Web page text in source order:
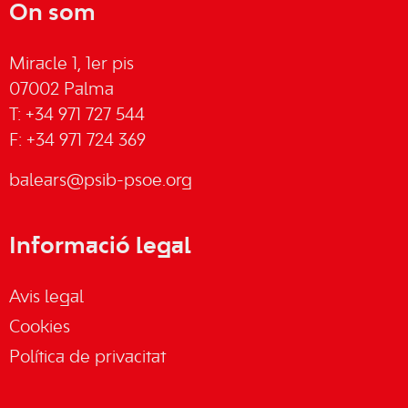
On som
Miracle 1, 1er pis
07002 Palma
T: +34 971 727 544
F: +34 971 724 369
balears@psib-psoe.org
Informació legal
Avis legal
Cookies
Política de privacitat